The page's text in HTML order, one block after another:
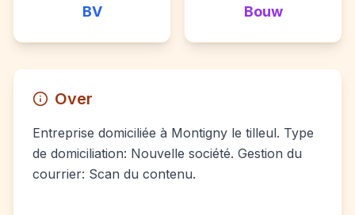
BV Bouw
Over
Entreprise domiciliée à Montigny le tilleul. Type
de domiciliation: Nouvelle société. Gestion du
courrier: Scan du contenu.